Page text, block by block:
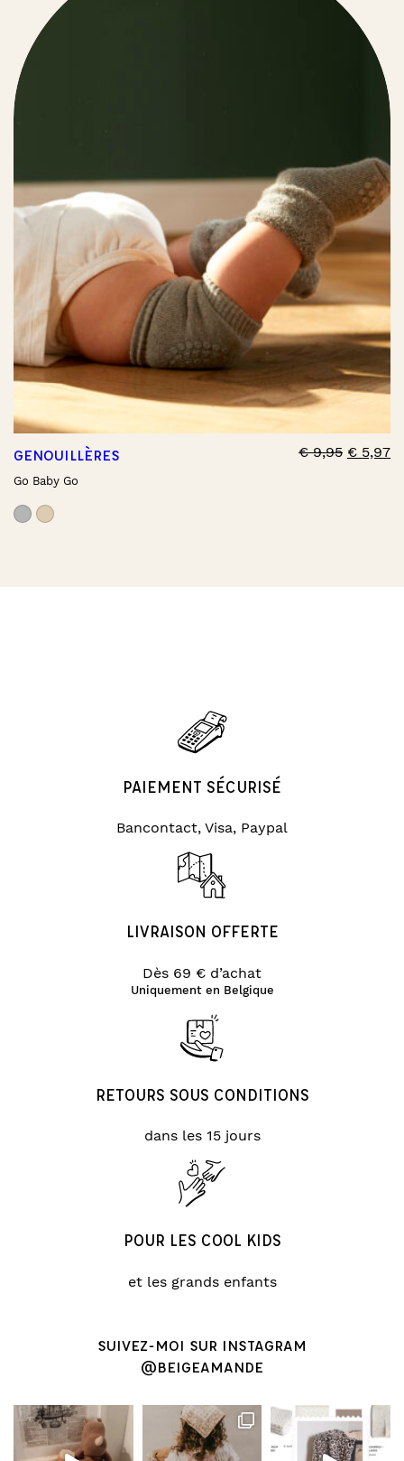
GENOUILLÈRES
Go Baby Go
€9,95 € 5,97
PAIEMENT SÉCURISÉ
Bancontact, Visa, Paypal
LIVRAISON OFFERTE
Dès 69 € d’achat
Uniquement en Belgique
RETOURS SOUS CONDITIONS
dans les 15 jours
POUR LES COOL KIDS
et les grands enfants
SUIVEZ-MOI SUR INSTAGRAM
@BEIGEAMANDE